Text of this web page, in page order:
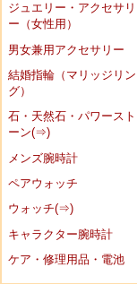
ジュエリー・アクセサリ
ー（女性用）
男女兼用アクセサリー
結婚指輪（マリッジリン
グ）
石・天然石・パワースト
ーン(⇒)
メンズ腕時計
ペアウォッチ
ウォッチ(⇒)
キャラクター腕時計
ケア・修理用品・電池